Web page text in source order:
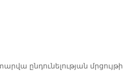
ընդունելության մրցույթի